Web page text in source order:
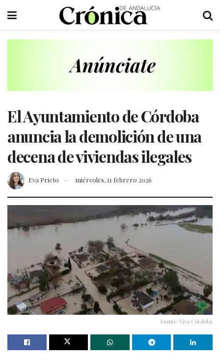
El Ayuntamiento de Córdoba
anuncia la demolición de una
decena de viviendas ilegales
Eva Prieto miércoles, 11 febrero 2026
Fuente: Viva Córdoba